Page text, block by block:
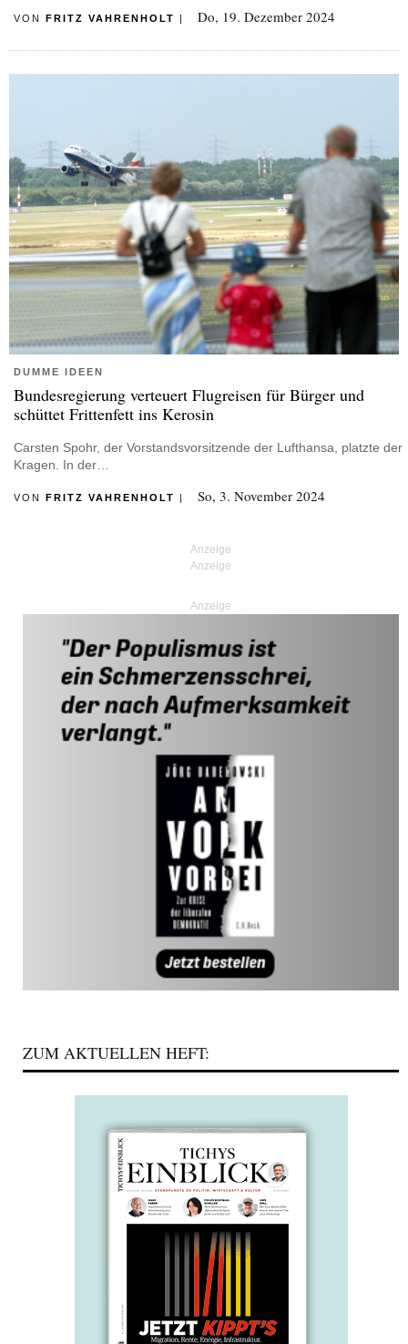
VON FRITZ VAHRENHOLT | Do, 19. Dezember 2024
DUMME IDEEN
Bundesregierung verteuert Flugreisen für Bürger und
schüttet Frittenfett ins Kerosin
Carsten Spohr, der Vorstandsvorsitzende der Lufthansa, platzte der
Kragen. In der…
VON FRITZ VAHRENHOLT | So, 3. November 2024
Anzeige
ZUM AKTUELLEN HEFT: